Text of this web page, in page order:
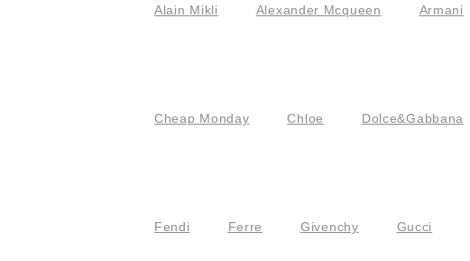
Alain Mikli Alexander Mcqueen Armani
Cheap Monday Chloe Dolce&Gabbana
Fendi Ferre Givenchy Gucci